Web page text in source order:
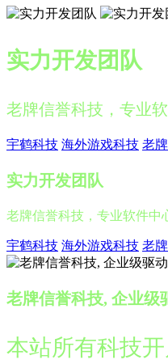
实力开发团队
老牌信誉科技，专业软
宇鹤科技 海外游戏科技 老
实力开发团队
老牌信誉科技，专业软件中
宇鹤科技 海外游戏科技 老
老牌信誉科技, 企业级
本站所有科技